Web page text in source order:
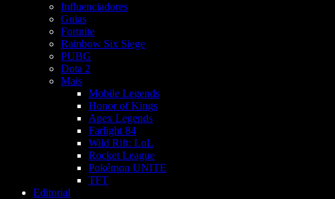
Influenciadores
Guias
Fortnite
Rainbow Six Siege
PUBG
Dota 2
Mais
Mobile Legends
Honor of Kings
Apex Legends
Farlight 84
Wild Rift: LoL
Rocket League
Pokémon UNITE
TFT
Editorial